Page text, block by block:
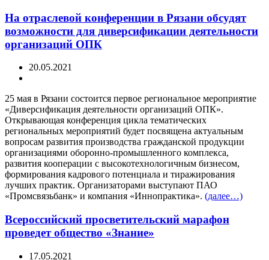
На отраслевой конференции в Рязани обсудят
возможности для диверсификации деятельности
организаций ОПК
20.05.2021
25 мая в Рязани состоится первое региональное мероприятие
«Диверсификация деятельности организаций ОПК».
Открывающая конференция цикла тематических
региональных мероприятий будет посвящена актуальным
вопросам развития производства гражданской продукции
организациями оборонно-промышленного комплекса,
развития кооперации с высокотехнологичным бизнесом,
формирования кадрового потенциала и тиражирования
лучших практик. Организаторами выступают ПАО
«Промсвязьбанк» и компания «Иннопрактика». (далее…)
Всероссийский просветительский марафон
проведет общество «Знание»
17.05.2021